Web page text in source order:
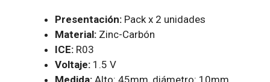
Presentación: Pack x 2 unidades
Material: Zinc-Carbón
ICE: R03
Voltaje: 1.5 V
Medida: Alto: 45mm, diámetro: 10mm